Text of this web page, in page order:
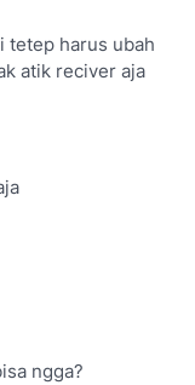
tetep harus ubah
atik reciver aja
ngga?